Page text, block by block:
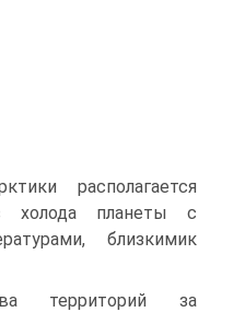
располагается
холода планеты с
близкимик
территорий за